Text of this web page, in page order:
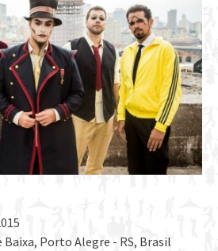
Baixa, Porto Alegre - RS, Brasil